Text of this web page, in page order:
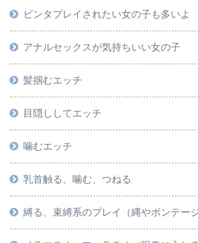
ビンタプレイされたい女の子も多いよ
アナルセックスが気持ちいい女の子
髪掴むエッチ
目隠ししてエッチ
噛むエッチ
乳首触る、噛む、つねる
縛る、束縛系のプレイ（縄やボンテー